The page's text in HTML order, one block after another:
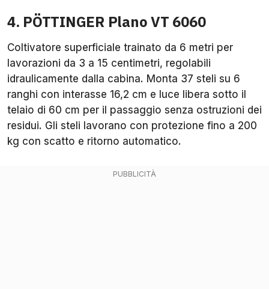
4. PÖTTINGER Plano VT 6060
Coltivatore superficiale trainato da 6 metri per
lavorazioni da 3 a 15 centimetri, regolabili
idraulicamente dalla cabina. Monta 37 steli su 6
ranghi con interasse 16,2 cm e luce libera sotto il
telaio di 60 cm per il passaggio senza ostruzioni dei
residui. Gli steli lavorano con protezione fino a 200
kg con scatto e ritorno automatico.